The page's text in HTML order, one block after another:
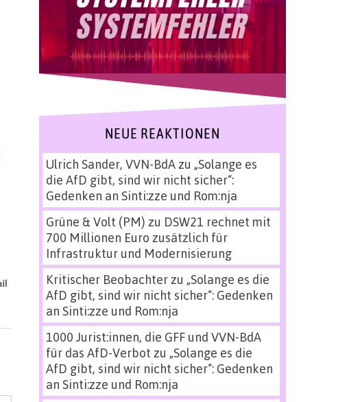
NEUE REAKTIONEN
Ulrich Sander, VVN-BdAzu „Solange es
die AfD gibt, sind wir nicht sicher“:
Gedenken an Sinti:zze und Rom:nja
Grüne & Volt (PM) zu DSW21 rechnet mit
700 Millionen Euro zusätzlich für
Infrastruktur und Modernisierung
Kritischer Beobachterzu „Solange es die
AfD gibt, sind wir nicht sicher“: Gedenken
an Sinti:zze und Rom:nja
1000 Jurist:innen, die GFF und VVN-BdA
für das AfD-Verbot zu „Solange es die
AfD gibt, sind wir nicht sicher“: Gedenken
an Sinti:zze und Rom:nja